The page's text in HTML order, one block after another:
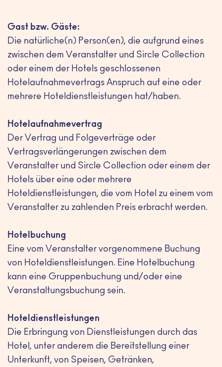
Gast bzw. Gäste:
Die natürliche(n) Person(en), die aufgrund eines
zwischen dem Veranstalter und Sircle Collection
oder einem der Hotels geschlossenen
Hotelaufnahmevertrags Anspruch auf eine oder
mehrere Hoteldienstleistungen hat/haben.
Hotelaufnahmevertrag
Der Vertrag und Folgeverträge oder
Vertragsverlängerungen zwischen dem
Veranstalter und Sircle Collection oder einem der
Hotels über eine oder mehrere
Hoteldienstleistungen, die vom Hotel zu einem vom
Veranstalter zu zahlenden Preis erbracht werden.
Hotelbuchung
Eine vom Veranstalter vorgenommene Buchung
von Hoteldienstleistungen. Eine Hotelbuchung
kann eine Gruppenbuchung und/oder eine
Veranstaltungsbuchung sein.
Hoteldienstleistungen
Die Erbringung von Dienstleistungen durch das
Hotel, unter anderem die Bereitstellung einer
Unterkunft, von Speisen, Getränken,